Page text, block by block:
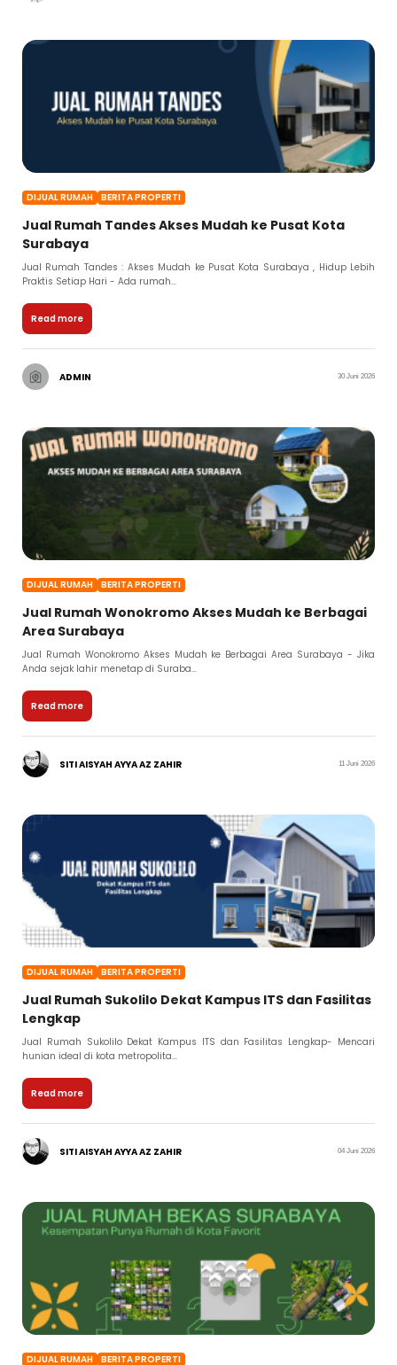
DIJUAL RUMAH BERITA PROPERTI
Jual Rumah Tandes Akses Mudah ke Pusat Kota
Surabaya
Jual Rumah Tandes : Akses Mudah ke Pusat Kota Surabaya , Hidup Lebih
Praktis Setiap Hari - Ada rumah...
Read more
ADMIN 30 Juni 2026
DIJUAL RUMAH BERITA PROPERTI
Jual Rumah Wonokromo Akses Mudah ke Berbagai
Area Surabaya
Jual Rumah Wonokromo Akses Mudah ke Berbagai Area Surabaya - Jika
Anda sejak lahir menetap di Suraba...
Read more
SITI AISYAH AYYA AZ ZAHIR 11 Juni 2026
DIJUAL RUMAH BERITA PROPERTI
Jual Rumah Sukolilo Dekat Kampus ITS dan Fasilitas
Lengkap
Jual Rumah Sukolilo Dekat Kampus ITS dan Fasilitas Lengkap- Mencari
hunian ideal di kota metropolita...
Read more
SITI AISYAH AYYA AZ ZAHIR 04 Juni 2026
DIJUAL RUMAH BERITA PROPERTI